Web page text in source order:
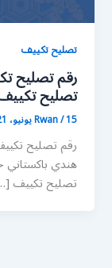
تصليح تكييف
تصليح
Rwan/15 يونيو، 2021
رقم تصليح
هندي باكستاني
تصليح تكييف